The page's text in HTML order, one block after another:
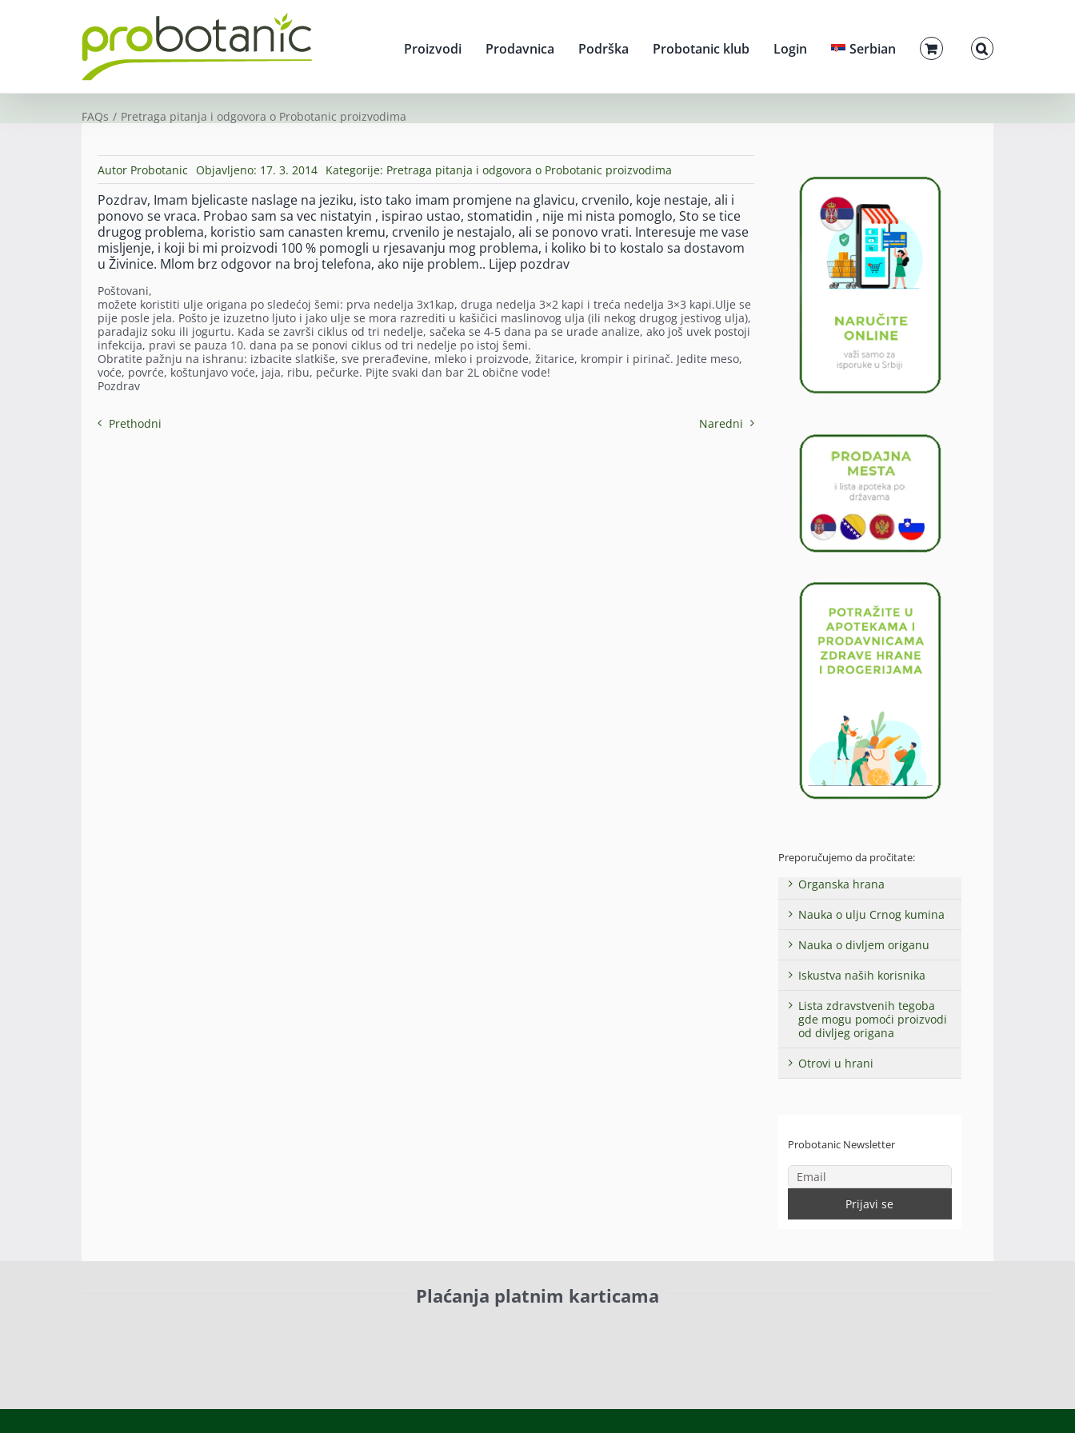
Proizvodi Prodavnica Podrška Probotanic klub Login Serbian
FAQs Pretraga pitanja i odgovora o Probotanic proizvodima
Autor Probotanic Objavljeno: 17. 3. 2014 Kategorije: Pretraga pitanja i odgovora o Probotanic proizvodima
Pozdrav, Imam bjelicaste naslage na jeziku, isto tako imam promjene na glavicu, crvenilo, koje nestaje, ali i
ponovo se vraca. Probao sam sa vec nistatyin , ispirao ustao, stomatidin , nije mi nista pomoglo, Sto se tice
drugog problema, koristio sam canasten kremu, crvenilo je nestajalo, ali se ponovo vrati. Interesuje me vase
misljenje, i koji bi mi proizvodi 100 % pomogli u rjesavanju mog problema, i koliko bi to kostalo sa dostavom
u Živinice. Mlom brz odgovor na broj telefona, ako nije problem.. Lijep pozdrav
Poštovani,
možete koristiti ulje origana po sledećoj šemi: prva nedelja 3x1kap, druga nedelja 3×2 kapi i treća nedelja 3×3 kapi.Ulje se
pije posle jela. Pošto je izuzetno ljuto i jako ulje se mora razrediti u kašičici maslinovog ulja (ili nekog drugog jestivog ulja),
paradajiz soku ili jogurtu. Kada se završi ciklus od tri nedelje, sačeka se 4-5 dana pa se urade analize, ako još uvek postoji
infekcija, pravi se pauza 10. dana pa se ponovi ciklus od tri nedelje po istoj šemi.
Obratite pažnju na ishranu: izbacite slatkiše, sve prerađevine, mleko i proizvode, žitarice, krompir i pirinač. Jedite meso,
voće, povrće, koštunjavo voće, jaja, ribu, pečurke. Pijte svaki dan bar 2L obične vode!
Pozdrav
Prethodni Naredni
Preporučujemo da pročitate:
Organska hrana
Nauka o ulju Crnog kumina
Nauka o divljem origanu
Iskustva naših korisnika
Lista zdravstvenih tegoba
gde mogu pomoći proizvodi
od divljeg origana
Otrovi u hrani
Probotanic Newsletter
Plaćanja platnim karticama